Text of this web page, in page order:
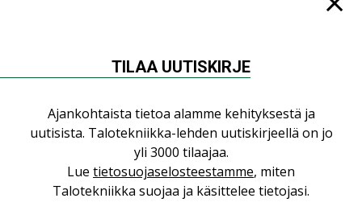
kilpailuedut syntyvät,
yhteen”
TILAA UUTISKIRJE
Ajankohtaista tietoa alamme kehityksestä ja
uutisista. Talotekniikka-lehden uutiskirjeellä on jo
yli 3000 tilaajaa.
Lue tietosuojaselosteestamme, miten
Talotekniikka suojaa ja käsittelee tietojasi.